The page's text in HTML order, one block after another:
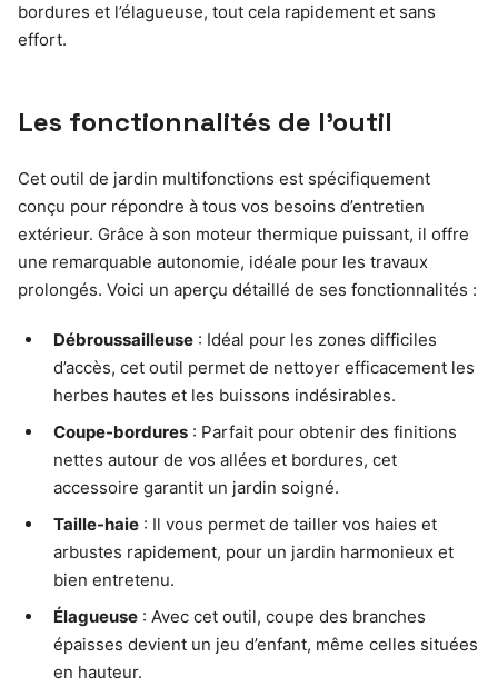
bordures et l’élagueuse, tout cela rapidement et sans
effort.
Les fonctionnalités de l’outil
Cet outil de jardin multifonctions est spécifiquement
conçu pour répondre à tous vos besoins d’entretien
extérieur. Grâce à son moteur thermique puissant, il offre
une remarquable autonomie, idéale pour les travaux
prolongés. Voici un aperçu détaillé de ses fonctionnalités :
Débroussailleuse : Idéal pour les zones difficiles
d’accès, cet outil permet de nettoyer efficacement les
herbes hautes et les buissons indésirables.
Coupe-bordures : Parfait pour obtenir des finitions
nettes autour de vos allées et bordures, cet
accessoire garantit un jardin soigné.
Taille-haie : Il vous permet de tailler vos haies et
arbustes rapidement, pour un jardin harmonieux et
bien entretenu.
Élagueuse : Avec cet outil, coupe des branches
épaisses devient un jeu d’enfant, même celles situées
en hauteur.